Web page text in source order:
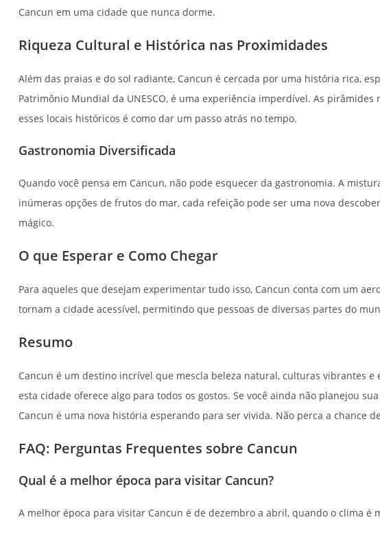
Cancun em uma cidade que nunca dorme.
Riqueza Cultural e Histórica nas Proximidades
Além das praias e do sol radiante, Cancun é cercada por uma história rica,
Patrimônio Mundial da UNESCO, é uma experiência imperdível. As
esses locais históricos é como dar um passo atrás no tempo.
Gastronomia Diversificada
Quando você pensa em Cancun, não pode esquecer da gastronomia. A
inúmeras opções de frutos do mar, cada refeição pode ser uma nova
mágico.
O que Esperar e Como Chegar
Para aqueles que desejam experimentar tudo isso, Cancun conta com um
tornam a cidade acessível, permitindo que pessoas de diversas partes do
Resumo
Cancun é um destino incrível que mescla beleza natural, culturas vibrantes
esta cidade oferece algo para todos os gostos. Se você ainda não planejou
Cancun é uma nova história esperando para ser vivida. Não perca a chance
FAQ: Perguntas Frequentes sobre Cancun
Qual é a melhor época para visitar Cancun?
A melhor época para visitar Cancun é de dezembro a abril, quando o clima é